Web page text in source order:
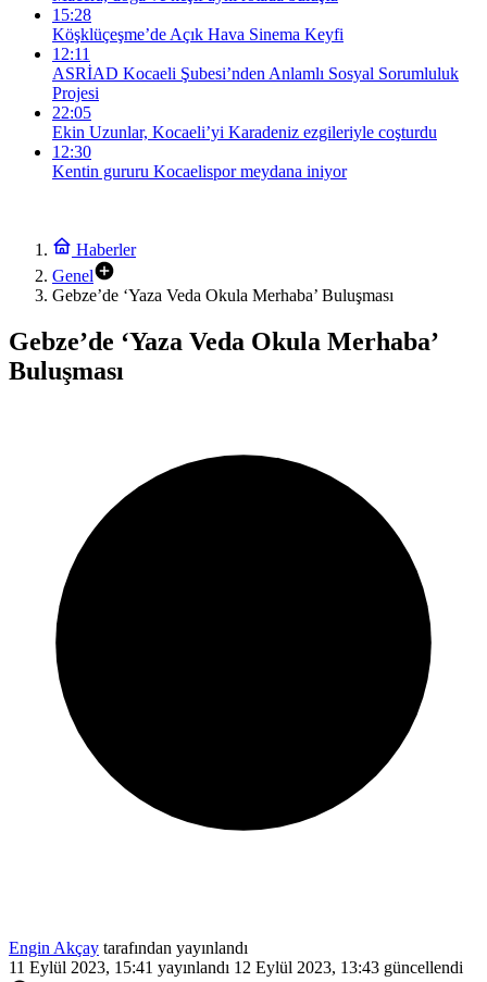
15:28
Köşklüçeşme’de Açık Hava Sinema Keyfi
12:11
ASRİAD Kocaeli Şubesi’nden Anlamlı Sosyal Sorumluluk
Projesi
22:05
Ekin Uzunlar, Kocaeli’yi Karadeniz ezgileriyle coşturdu
12:30
Kentin gururu Kocaelispor meydana iniyor
Haberler
Genel
Gebze’de ‘Yaza Veda Okula Merhaba’ Buluşması
Gebze’de ‘Yaza Veda Okula Merhaba’
Buluşması
Engin Akçay tarafından yayınlandı
11 Eylül 2023, 15:41 yayınlandı 12 Eylül 2023, 13:43 güncellendi